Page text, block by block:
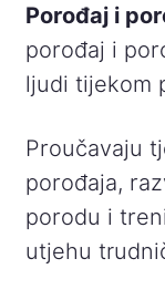
Porođaj i
porođaj i
ljudi tijekom
Proučavaju
porođaja,
porodu i
utjehu